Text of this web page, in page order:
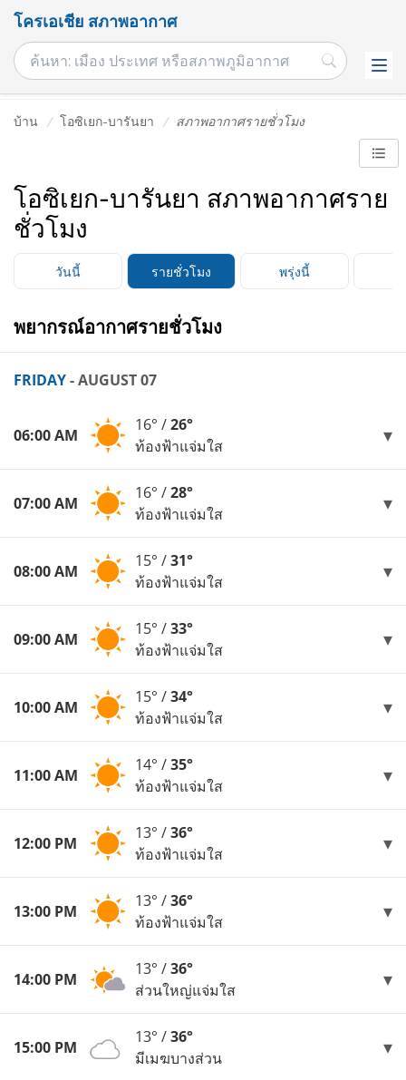
โครเอเชีย สภาพอากาศ
บ้าน โอซิเยก-บารันยา สภาพอากาศรายชั่วโมง
โอซิเยก-บารันยา สภาพอากาศราย
ชั่วโมง
วันนี้ รายชั่วโมง พรุ่งนี้
พยากรณ์อากาศรายชั่วโมง
FRIDAY- AUGUST 07
06:00 AM
16° /26°
ท้องฟ้าแจ่มใส
07:00 AM
16° /28°
ท้องฟ้าแจ่มใส
08:00 AM
15° /31°
ท้องฟ้าแจ่มใส
09:00 AM
15° /33°
ท้องฟ้าแจ่มใส
10:00 AM
15° /34°
ท้องฟ้าแจ่มใส
11:00 AM
14° /35°
ท้องฟ้าแจ่มใส
12:00 PM
13° /36°
ท้องฟ้าแจ่มใส
13:00 PM
13° /36°
ท้องฟ้าแจ่มใส
14:00 PM
13° /36°
ส่วนใหญ่แจ่มใส
15:00 PM
13° /36°
มีเมฆบางส่วน